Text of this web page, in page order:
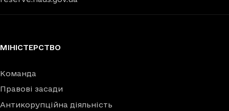
МІНІСТЕРСТВО
Команда
Правові засади
Антикорупційна діяльність